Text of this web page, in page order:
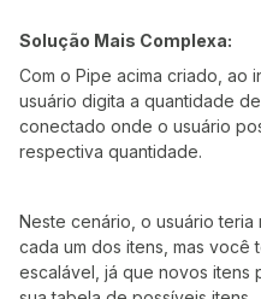
Solução Mais Complexa:
Com o Pipe acima criado, ao
usuário digita a quantidade
conectado onde o usuário
respectiva quantidade.
Neste cenário, o usuário
cada um dos itens, mas você
escalável, já que novos itens